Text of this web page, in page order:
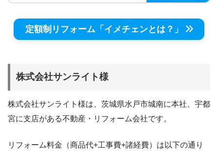
定額制リフォーム「イメチェンとは？」
株式会社サンライト様
株式会社サンライト様は、茨城県水戸市城南に本社、宇都
宮に支店がある不動産・リフォーム会社です。
リフォーム料金（商品代+工事費+諸経費）は以下の通り